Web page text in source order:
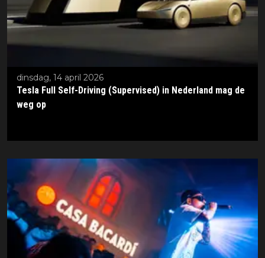
Tesla Full Self-Driving (Supervised) in Nederland mag de
weg op
dinsdag, 14 april 2026